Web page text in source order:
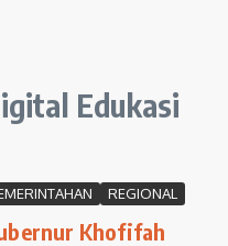
Edukasi
REGIONAL
Khofifah